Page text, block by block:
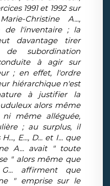
1991 et 1992 sur
Christine A...,
de l'inventaire ; la
davantage tirer
subordination
à agir sur
; en effet, l'ordre
hiérarchique n'est
à justifier la
alors même
même alléguée,
; au surplus, il
E..., D... et I... que
A... avait " toute
" alors même que
affirment que
" emprise sur le